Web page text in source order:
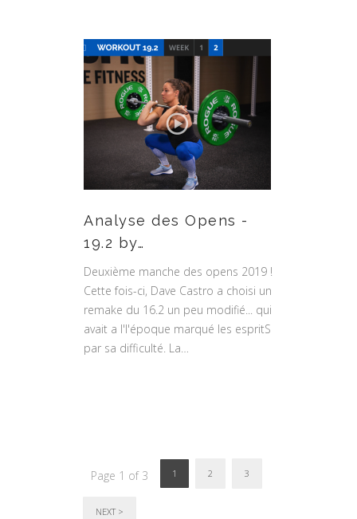
Analyse des Opens -
19.2 by…
Deuxième manche des opens 2019 !
Cette fois-ci, Dave Castro a choisi un
remake du 16.2 un peu modifié... qui
avait a l'l'époque marqué les espritS
par sa difficulté. La…
Page 1 of 3 1 2 3
NEXT >